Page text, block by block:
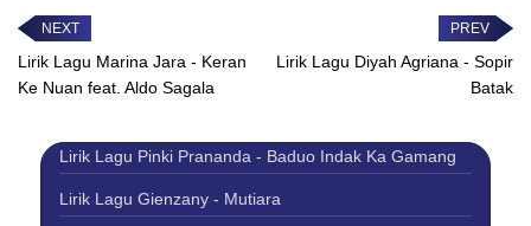
Lirik Lagu Marina Jara - Keran
Ke Nuan feat. Aldo Sagala
Lirik Lagu Diyah Agriana - Sopir
Batak
Lirik Lagu Pinki Prananda - Baduo Indak Ka Gamang
Lirik Lagu Gienzany - Mutiara